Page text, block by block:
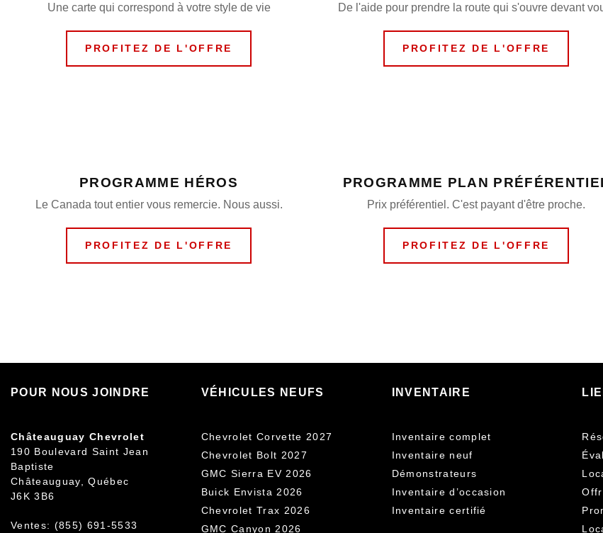
Une carte qui correspond à votre style de vie
PROFITEZ DE L'OFFRE
De l'aide pour prendre la route qui s'ouvre devant
PROFITEZ DE L'OFFRE
PROGRAMME HÉROS
Le Canada tout entier vous remercie. Nous aussi.
PROFITEZ DE L'OFFRE
PROGRAMME PLAN
Prix préférentiel. C'est payant d'être proche.
PROFITEZ DE L'OFFRE
POUR NOUS JOINDRE
Châteauguay Chevrolet
190 Boulevard Saint Jean
Baptiste
Châteauguay ,Québec
J6K 3B6
Ventes: (855) 691-5533
VÉHICULES NEUFS
Chevrolet Corvette 2027
Chevrolet Bolt 2027
GMC Sierra EV 2026
Buick Envista 2026
Chevrolet Trax 2026
GMC Canyon 2026
INVENTAIRE
Inventaire complet
Inventaire neuf
Démonstrateurs
Inventaire d’occasion
Inventaire certifié